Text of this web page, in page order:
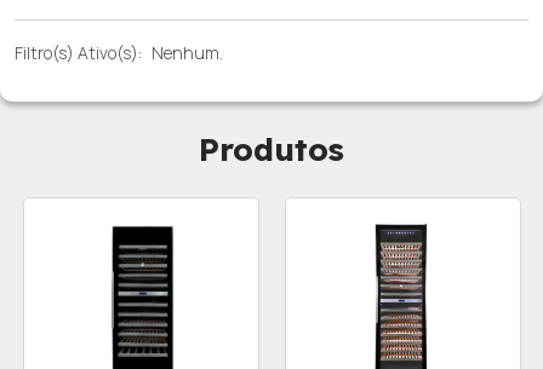
Filtro(s) Ativo(s): Nenhum.
Produtos